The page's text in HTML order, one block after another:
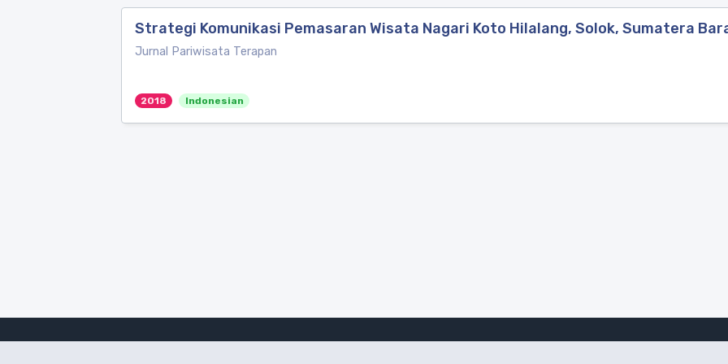
Strategi Komunikasi Pemasaran Wisata Nagari Koto Hilalang, Solok, Sumatera
Jurnal Pariwisata Terapan
2018 Indonesian